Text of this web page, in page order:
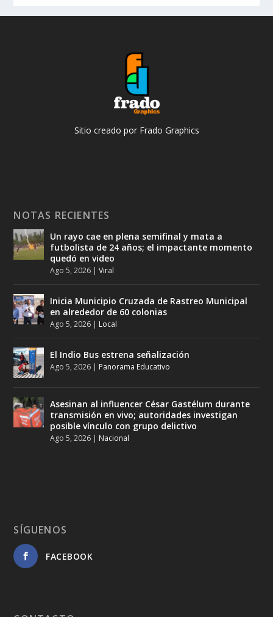
Sitio creado por Frado Graphics
NOTAS RECIENTES
Un rayo cae en plena semifinal y mata a
futbolista de 24 años; el impactante momento
quedó en video
Ago 5, 2026 |Viral
Inicia Municipio Cruzada de Rastreo Municipal
en alrededor de 60 colonias
Ago 5, 2026 | Local
El Indio Bus estrena señalización
Ago 5, 2026 | Panorama Educativo
Asesinan al influencer César Gastélum durante
transmisión en vivo; autoridades investigan
posible vínculo con grupo delictivo
Ago 5, 2026 | Nacional
SÍGUENOS
FACEBOOK